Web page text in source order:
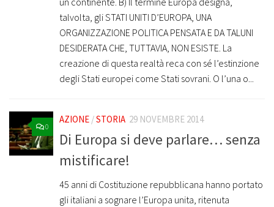
talvolta, gli STATI UNITI D’EUROPA, UNA
ORGANIZZAZIONE POLITICA PENSATA E DA TALUNI
DESIDERATA CHE, TUTTAVIA, NON ESISTE. La
creazione di questa realtà reca con sé l’estinzione
degli Stati europei come Stati sovrani. O l’una o...
0
AZIONE /STORIA 29 NOVEMBRE 2014
Di Europa si deve parlare… senza
mistificare!
45 anni di Costituzione repubblicana hanno portato
gli italiani a sognare l’Europa unita, ritenuta